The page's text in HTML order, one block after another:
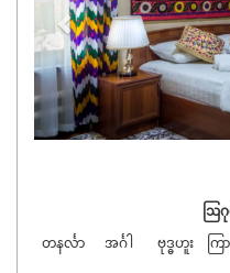
ဩဂု
တနင်္လာ အင်္ဂါ ဗုဒ္ဓဟူး က